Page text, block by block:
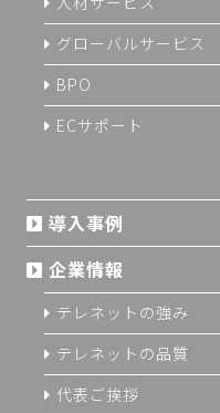
グローバルサービス
BPO
ECサポート
導入事例
企業情報
テレネットの強み
テレネットの品質
代表ご挨拶